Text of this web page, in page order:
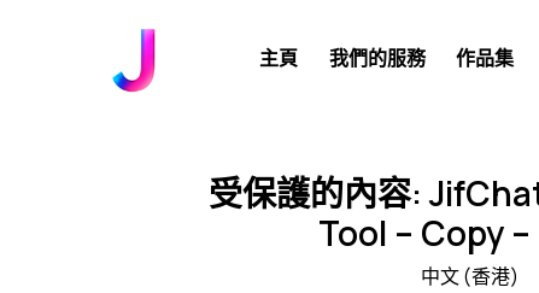
主頁 我們的服務 作品集
受保護的內容:
Tool – Copy
中文 (香港)